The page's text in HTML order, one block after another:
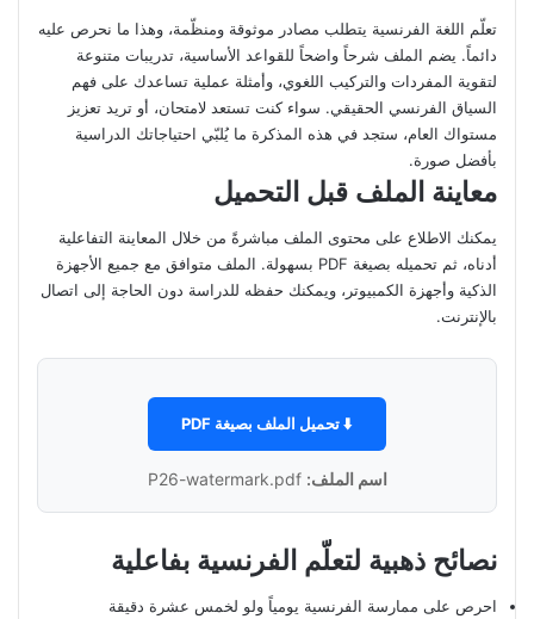
تعلّم اللغة الفرنسية يتطلب مصادر موثوقة ومنظّمة، وهذا ما نحرص عليه
دائماً. يضم الملف شرحاً واضحاً للقواعد الأساسية، تدريبات متنوعة
لتقوية المفردات والتركيب اللغوي، وأمثلة عملية تساعدك على فهم
السياق الفرنسي الحقيقي. سواء كنت تستعد لامتحان، أو تريد تعزيز
مستواك العام، ستجد في هذه المذكرة ما يُلبّي احتياجاتك الدراسية
بأفضل صورة.
معاينة الملف قبل التحميل
يمكنك الاطلاع على محتوى الملف مباشرةً من خلال المعاينة التفاعلية
أدناه، ثم تحميله بصيغة PDF بسهولة. الملف متوافق مع جميع الأجهزة
الذكية وأجهزة الكمبيوتر، ويمكنك حفظه للدراسة دون الحاجة إلى اتصال
بالإنترنت.
⬇️ تحميل الملف بصيغة PDF
اسم الملف: P26-watermark.pdf
نصائح ذهبية لتعلّم الفرنسية بفاعلية
احرص على ممارسة الفرنسية يومياً ولو لخمس عشرة دقيقة